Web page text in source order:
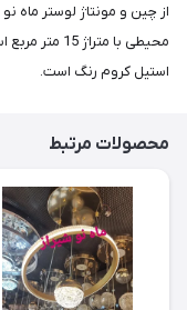
از چین و مونتاژ لوستر ماه
محیطی با
استیل کروم رنگ است.
محصولات مرتبط